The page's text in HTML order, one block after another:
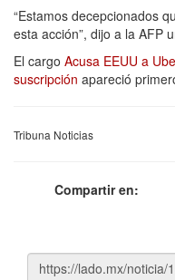
“Estamos decepcionados
esta acción”, dijo a la AFP
El cargo Acusa EEUU a
suscripción apareció
Tribuna Noticias
Compartir en: